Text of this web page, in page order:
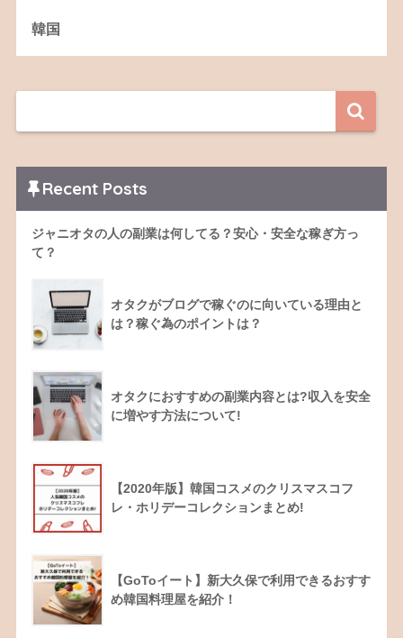
韓国
Recent Posts
ジャニオタの人の副業は何してる？安心・安全な稼ぎ方っ
て？
オタクがブログで稼ぐのに向いている理由と
は？稼ぐ為のポイントは？
オタクにおすすめの副業内容とは?収入を安全
に増やす方法について!
【2020年版】韓国コスメのクリスマスコフ
レ・ホリデーコレクションまとめ!
【GoToイート】新大久保で利用できるおすす
め韓国料理屋を紹介！